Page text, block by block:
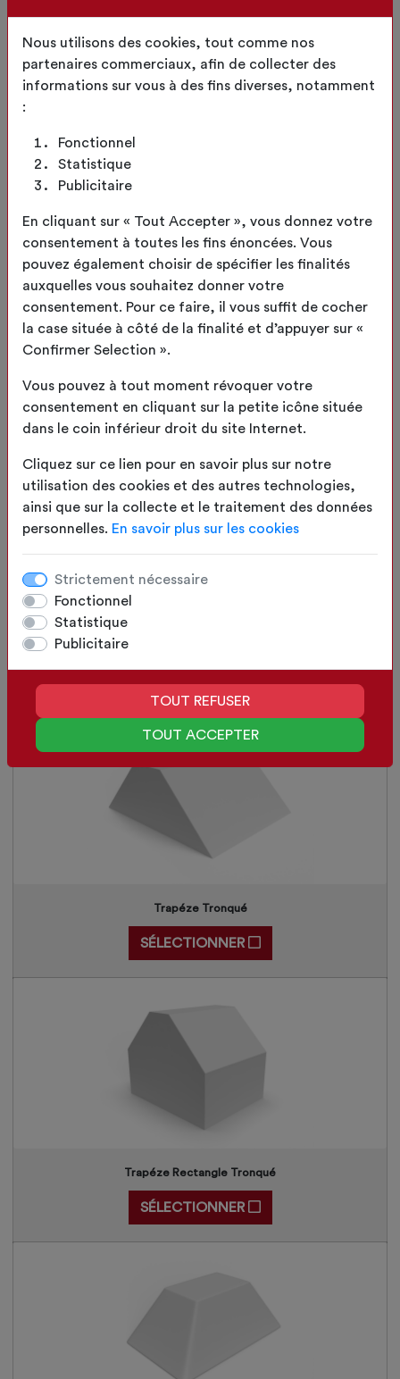
Nous utilisons des cookies, tout comme nos
partenaires commerciaux, afin de collecter des
informations sur vous à des fins diverses, notamment
:
Fonctionnel
Statistique
Publicitaire
En cliquant sur « Tout Accepter », vous donnez votre
consentement à toutes les fins énoncées. Vous
pouvez également choisir de spécifier les finalités
auxquelles vous souhaitez donner votre
consentement. Pour ce faire, il vous suffit de cocher
la case située à côté de la finalité et d’appuyer sur «
Confirmer Selection ».
Vous pouvez à tout moment révoquer votre
consentement en cliquant sur la petite icône située
dans le coin inférieur droit du site Internet.
Cliquez sur ce lien pour en savoir plus sur notre
utilisation des cookies et des autres technologies,
ainsi que sur la collecte et le traitement des données
personnelles. En savoir plus sur les cookies
Strictement nécessaire
Fonctionnel
Statistique
Publicitaire
TOUT REFUSER
TOUT ACCEPTER
Quadrilatère trapézoïdale L
SÉLECTIONNER
Trapéze Tronqué
SÉLECTIONNER
Trapéze Rectangle Tronqué
SÉLECTIONNER